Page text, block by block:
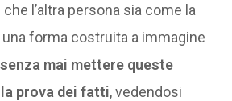
l’altra persona sia come la
forma costruita a immagine
senza mai mettere queste
prova dei fatti, vedendosi